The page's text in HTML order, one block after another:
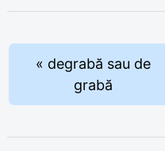
« degrabă sau de
grabă